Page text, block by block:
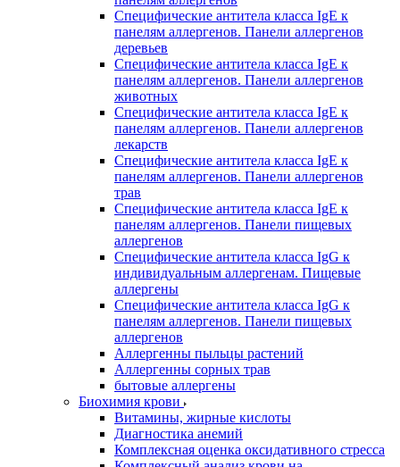
Специфические антитела класса IgE к
панелям аллергенов. Панели аллергенов
деревьев
Специфические антитела класса IgE к
панелям аллергенов. Панели аллергенов
животных
Специфические антитела класса IgE к
панелям аллергенов. Панели аллергенов
лекарств
Специфические антитела класса IgE к
панелям аллергенов. Панели аллергенов
трав
Специфические антитела класса IgE к
панелям аллергенов. Панели пищевых
аллергенов
Специфические антитела класса IgG к
индивидуальным аллергенам. Пищевые
аллергены
Специфические антитела класса IgG к
панелям аллергенов. Панели пищевых
аллергенов
Аллергенны пыльцы растений
Аллергенны сорных трав
бытовые аллергены
Биохимия крови
Витамины, жирные кислоты
Диагностика анемий
Комплексная оценка оксидативного стресса